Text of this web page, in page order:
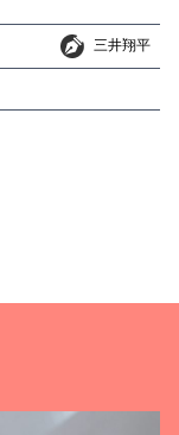
三井翔平
三井翔平